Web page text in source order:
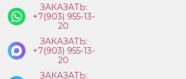
ЗАКАЗАТЬ:
+7(903) 955-13-
20
ЗАКАЗАТЬ:
+7(903) 955-13-
20
ЗАКАЗАТЬ: